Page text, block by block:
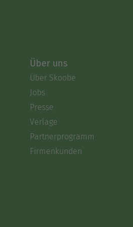
Über uns
Über Skoobe
Jobs
Presse
Verlage
Partnerprogramm
Firmenkunden